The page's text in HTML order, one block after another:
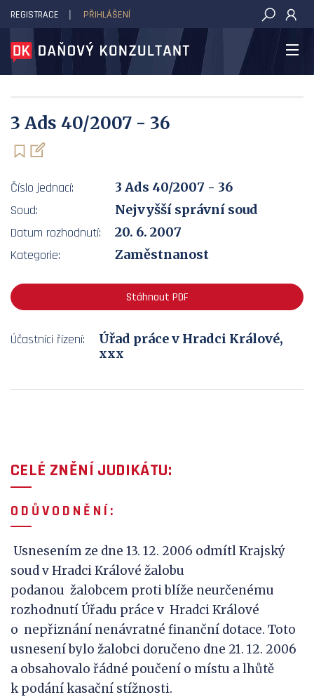
DAŇOVÝ KONZULTANT
REGISTRACE PŘIHLÁŠENÍ
3 Ads 40/2007 - 36
Číslo jednací:
3 Ads 40/2007 - 36
Soud:
Nejvyšší správní soud
Datum rozhodnutí:
20. 6. 2007
Kategorie:
Zaměstnanost
Stáhnout PDF
Účastníci řízení:
Úřad práce v Hradci Králové,
xxx
CELÉ ZNĚNÍ JUDIKÁTU:
O D Ů VO D N Ě N Í :
Usnesením ze dne 13. 12. 2006 odmítl Krajský
soud v Hradci Králové žalobu
podanou žalobcem proti blíže neurčenému
rozhodnutí Úřadu práce v Hradci Králové
o nepřiznání nenávratné finanční dotace. Toto
usnesení bylo žalobci doručeno dne 21. 12. 2006
a obsahovalo řádné poučení o místu a lhůtě
k podání kasační stížnosti.